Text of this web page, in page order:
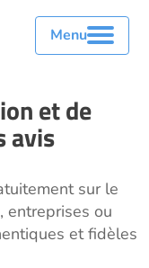
Menu
et de
avis
sur le
entreprises ou
et fidèles